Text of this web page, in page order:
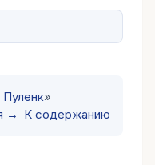
»
→ К содержанию